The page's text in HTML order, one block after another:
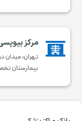
 مرکز
تهران، میدان
بیمارستان